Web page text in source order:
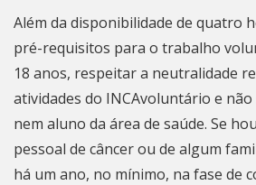
Além da disponibilidade de quatro
pré-requisitos para o trabalho
18 anos, respeitar a neutralidade
atividades do INCAvoluntário e
nem aluno da área de saúde. Se
pessoal de câncer ou de algum
há um ano, no mínimo, na fase de